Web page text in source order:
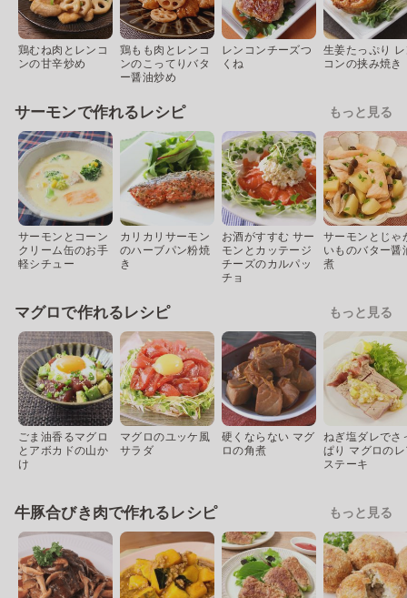
鶏むね肉とレンコ
ンの甘辛炒め
鶏もも肉とレンコ
ンのこってりバタ
ー醤油炒め
レンコンチーズつ
くね
生姜たっぷり
コンの挟み焼き
サーモンで作れるレシピ もっと見る
サーモンとコーン
クリーム缶のお手
軽シチュー
カリカリサーモン
のハーブパン粉焼
き
お酒がすすむ サー
モンとカッテージ
チーズのカルパッ
チョ
サーモンとじゃ
いものバター醤
煮
マグロで作れるレシピ もっと見る
ごま油香るマグロ
とアボカドの山か
け
マグロのユッケ風
サラダ
硬くならない マグ
ロの角煮
ねぎ塩ダレでさ
ぱり マグロの
ステーキ
牛豚合びき肉で作れるレシピ もっと見る